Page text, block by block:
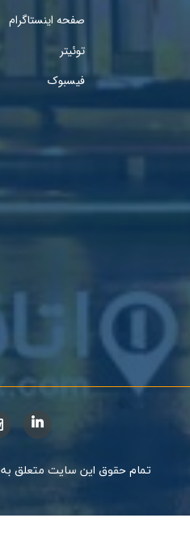
صفحه اینستاگرام
توئیتر
فیسبوک
تمام حقوق این سایت متعلق به